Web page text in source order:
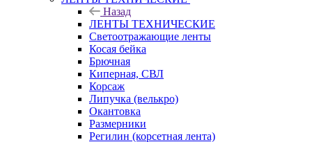
Назад
ЛЕНТЫ ТЕХНИЧЕСКИЕ
Светоотражающие ленты
Косая бейка
Брючная
Киперная, СВЛ
Корсаж
Липучка (велькро)
Окантовка
Размерники
Регилин (корсетная лента)